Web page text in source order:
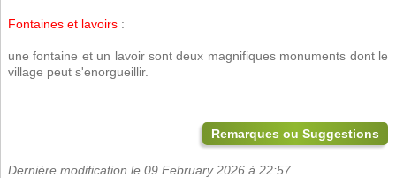
Fontaines et lavoirs:
une fontaine et un lavoir sont deux magnifiques monuments dont le
village peut s'enorgueillir.
Remarques ou Suggestions
Dernière modification le 09 February 2026 à 22:57